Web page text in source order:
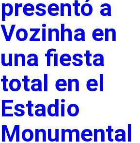
presentó a
Vozinha en
una fiesta
total en el
Estadio
Monumental